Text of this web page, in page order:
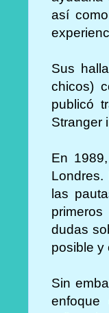
así
Sus
chicos)
publicó
Stranger
En
las
dudas
posible y
Sin
enfoque